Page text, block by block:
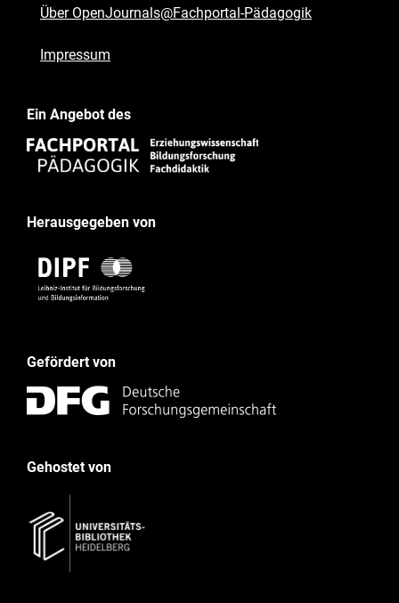
Über OpenJournals@Fachportal-Pädagogik
Impressum
Ein Angebot des
Herausgegeben von
Gefördert von
Gehostet von